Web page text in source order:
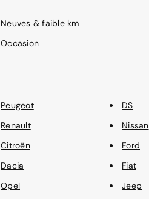
Neuves & faible km
Occasion
Peugeot
Renault
Citroën
Dacia
Opel
DS
Nissan
Ford
Fiat
Jeep